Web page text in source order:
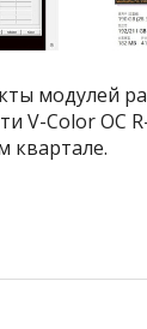
модулей
V-Color OC
квартале.